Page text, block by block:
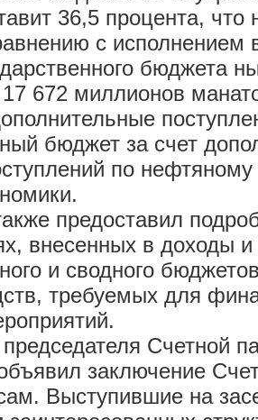
36,5 процента, что
с исполнением
бюджета
672 миллионов
бюджет за счет
по
предоставил
внесенных в доходы
и сводного
требуемых для
Счетной
заключение
Выступившие на